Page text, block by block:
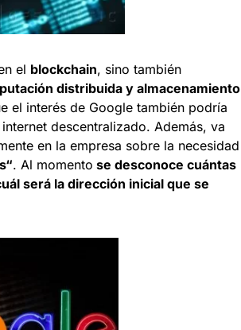
el blockchain, sino también
distribuida y almacenamiento
el interés de Google también podría
descentralizado. Además, va
en la empresa sobre la necesidad
“. Al momento se desconoce cuántas
será la dirección inicial que se